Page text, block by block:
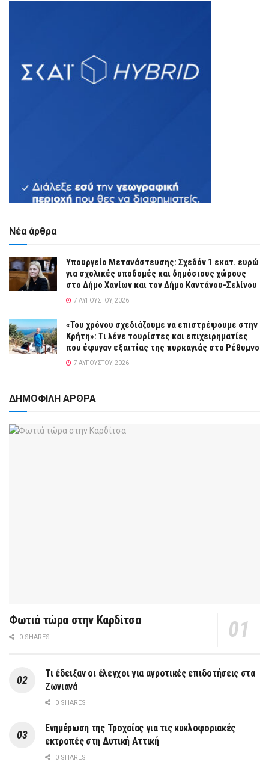
Νέα άρθρα
Υπουργείο Μετανάστευσης: Σχεδόν 1 εκατ. ευρώ
για σχολικές υποδομές και δημόσιους χώρους
στο Δήμο Χανίων και τον Δήμο Καντάνου-Σελίνου
7 ΑΥΓΟΎΣΤΟΥ, 2026
«Του χρόνου σχεδιάζουμε να επιστρέψουμε στην
Κρήτη»: Τι λένε τουρίστες και επιχειρηματίες
που έφυγαν εξαιτίας της πυρκαγιάς στο Ρέθυμνο
7 ΑΥΓΟΎΣΤΟΥ, 2026
ΔΗΜΟΦΙΛΗ ΑΡΘΡΑ
Φωτιά τώρα στην Καρδίτσα
0 SHARES
Τι έδειξαν οι έλεγχοι για αγροτικές επιδοτήσεις στα
Ζωνιανά
0 SHARES
Ενημέρωση της Τροχαίας για τις κυκλοφοριακές
εκτροπές στη Δυτική Αττική
0 SHARES